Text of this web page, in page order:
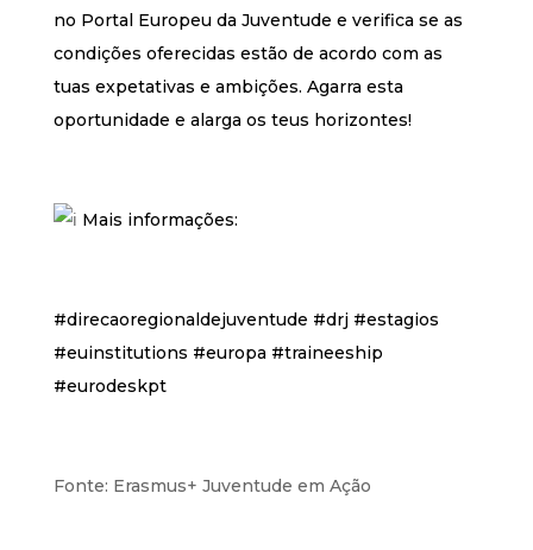
no Portal Europeu da Juventude e verifica se as
condições oferecidas estão de acordo com as
tuas expetativas e ambições. Agarra esta
oportunidade e alarga os teus horizontes!
Mais informações:
#direcaoregionaldejuventude #drj #estagios
#euinstitutions #europa #traineeship
#eurodeskpt
Fonte: Erasmus+ Juventude em Ação